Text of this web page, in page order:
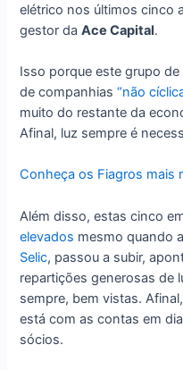
elétrico nos últimos cinco
gestor daAce Capital.
Isso porque este grupo
de companhias“não
muito do restante da
Afinal, luz sempre é
Conheça os Fiagros mais
Além disso, estas cinco
elevados mesmo quando
Selic, passou a subir,
repartições generosas de
sempre, bem vistas.
está com as contas em
sócios.